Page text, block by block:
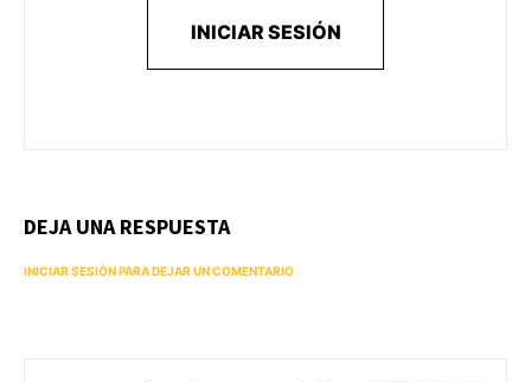
INICIAR SESIÓN
DEJA UNA RESPUESTA
INICIAR SESIÓN PARA DEJAR UN COMENTARIO